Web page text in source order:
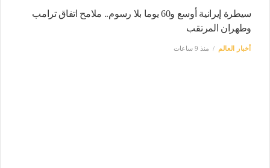
سيطرة إيرانية أوسع و60 يوما بلا رسوم.. ملامح اتفاق ترامب
وطهران المرتقب
أخبار العالم منذ 9 ساعات